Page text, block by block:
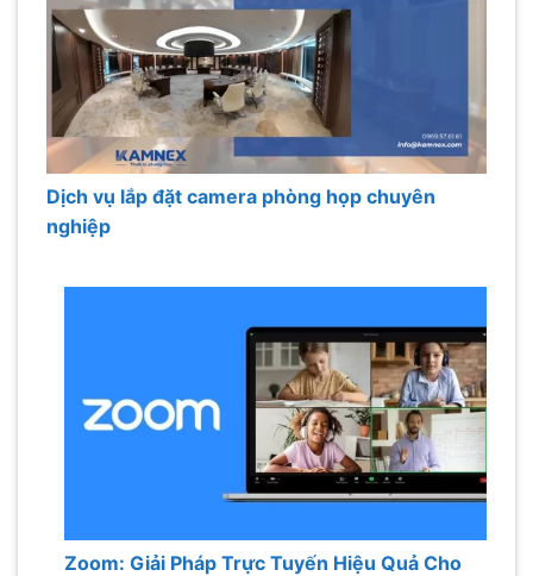
Dịch vụ lắp đặt camera phòng họp chuyên
nghiệp
Zoom: Giải Pháp Trực Tuyến Hiệu Quả Cho